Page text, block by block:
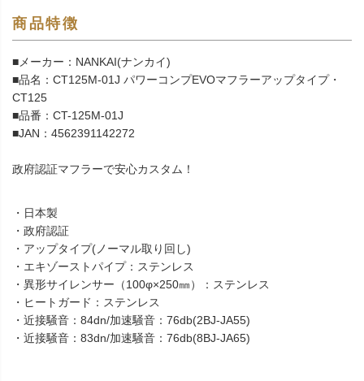
商品特徴
■メーカー：NANKAI(ナンカイ)
■品名：CT125M-01J パワーコンプEVOマフラーアップタイプ・
CT125
■品番：CT-125M-01J
■JAN：4562391142272
政府認証マフラーで安心カスタム！
・日本製
・政府認証
・アップタイプ(ノーマル取り回し)
・エキゾーストパイプ：ステンレス
・異形サイレンサー（100φ×250㎜）：ステンレス
・ヒートガード：ステンレス
・近接騒音：84dn/加速騒音：76db(2BJ-JA55)
・近接騒音：83dn/加速騒音：76db(8BJ-JA65)